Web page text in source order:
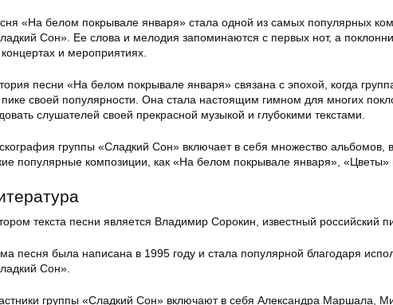
«На белом покрывале января» стала одной из самых популярных
Сон». Ее слова и мелодия запоминаются с первых нот, а
и мероприятиях.
песни «На белом покрывале января» связана с эпохой, когда
своей популярности. Она стала настоящим гимном для многих
слушателей своей прекрасной музыкой и глубокими текстами.
группы «Сладкий Сон» включает в себя множество альбомов,
популярные композиции, как «На белом покрывале января», «Цветы»
текста песни является Владимир Сорокин, известный российский
песня была написана в 1995 году и стала популярной благодаря
Сон».
группы «Сладкий Сон» включают в себя Александра Маршала,